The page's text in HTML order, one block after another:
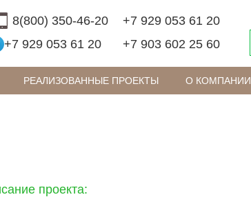
8(800) 350-46-20
+7 929 053 61 20
+7 929 053 61 20
+7 903 602 25 60
РЕАЛИЗОВАННЫЕ ПРОЕКТЫ О КОМПАНИИ
проекта: